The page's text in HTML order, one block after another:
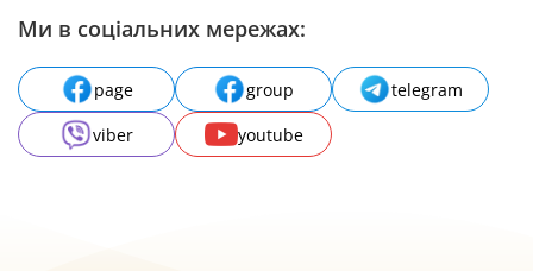
Ми в соціальних мережах:
page group
telegram
viber
youtube